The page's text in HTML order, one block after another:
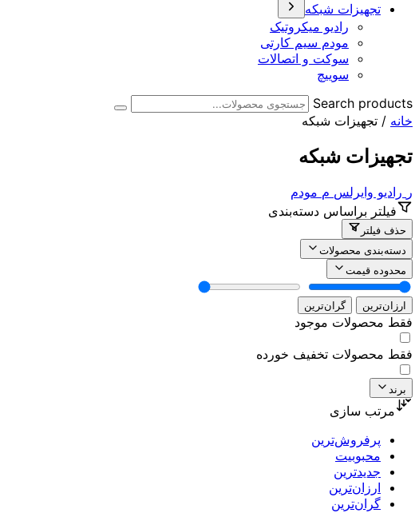
تجهیزات شبکه
رادیو میکروتیک
مودم سیم کارتی
سوکت و اتصالات
سوییچ
Search products
خانه / تجهیزات شبکه
تجهیزات شبکه
ر رادیو وایرلس م مودم
فیلتر براساس دسته‌بندی
حذف فیلتر
دسته‌بندی محصولات
محدوده قیمت
ارزان‌ترین گران‌ترین
فقط محصولات موجود
فقط محصولات تخفیف خورده
برند
مرتب سازی
پرفروش‌ترین
محبوبیت
جدیدترین
ارزان‌ترین
گران‌ترین